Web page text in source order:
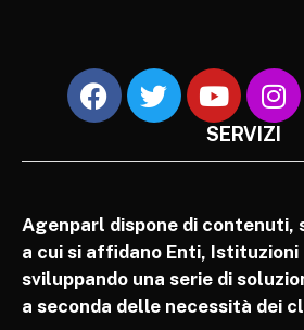
SERVIZI
Agenparl dispone di contenuti,
a cui si affidano Enti, Istituzioni
sviluppando una serie di
a seconda delle necessità dei